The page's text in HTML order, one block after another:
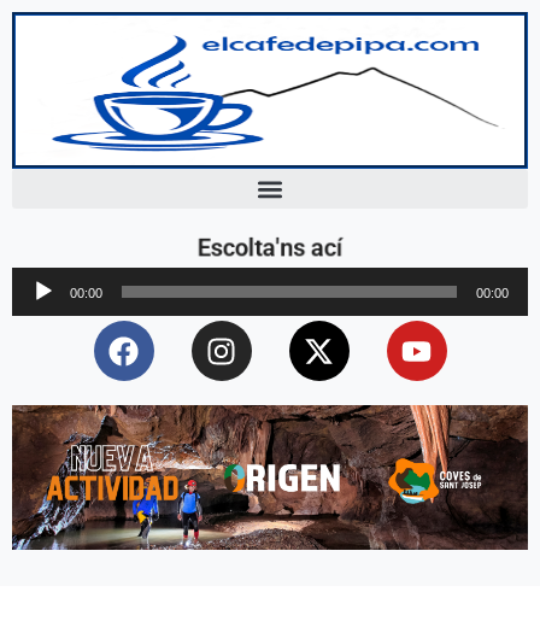
Escolta'ns ací
Reproductor
d'àudio
00:00 00:00